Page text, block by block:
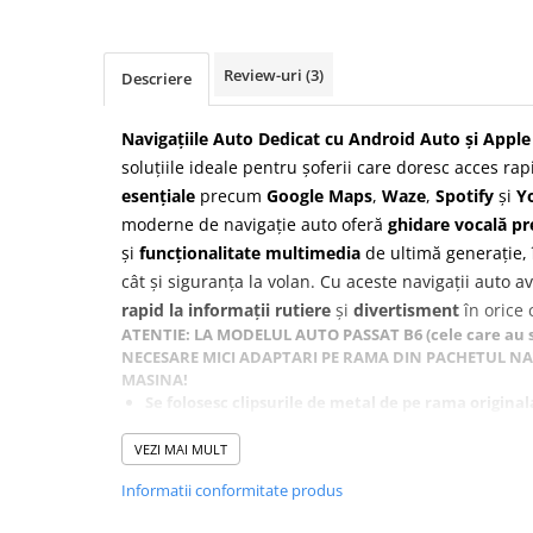
Navigatii Jeep
Navigatii Land Rover
Navigatii Iveco
Navigatii Chrysler
Navigatie universala
Playere auto
Navigatii 2 DIN
Navigatii 1 DIN
Accesorii navigatii
CarPlay&Android Auto
Descriere Review-uri (3)
Navigațiile Auto Dedicat cu Android Auto și Apple
soluțiile ideale pentru șoferii care doresc acces
esențiale precum Google Maps, Waze, Spotify și
moderne de navigație auto oferă ghidare vocală
și funcționalitate multimedia de ultimă
cât și siguranța la volan. Cu aceste navigații auto
rapid la informații rutiere și divertismentîn orice
ATENTIE: LA MODELUL AUTO PASSAT B6 (cele care
NECESARE MICI ADAPTARI PE RAMA DIN PACHETUL
MASINA!
Se folosesc clipsurile de metal de pe rama
Partea de jos din spatele ramei primite se taie si
PENTRU MODELELE PASSAT CC SI B7 (care au butonul
NECESARA NICIO MODIFICARE.
VEZI MAI MULT
Informatii conformitate produs